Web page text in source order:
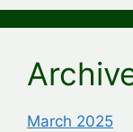
March 2025